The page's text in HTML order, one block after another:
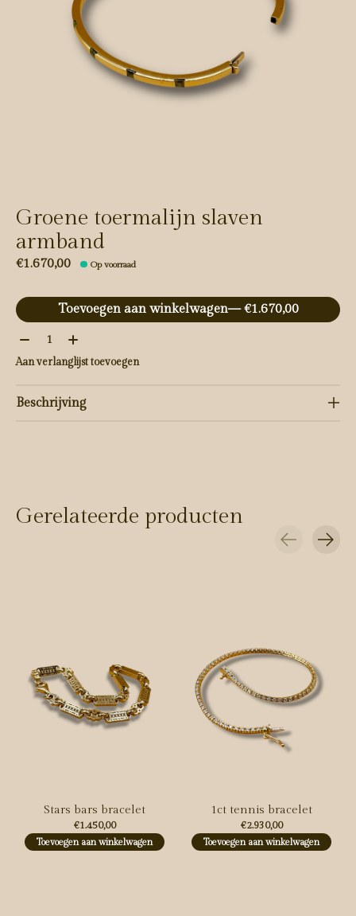
Groene toermalijn slaven
armband
€1.670,00 Op voorraad
Toevoegen aan winkelwagen
— €1.670,00
Aantal:
Aan verlanglijst toevoegen
Beschrijving
Gerelateerde producten
Stars bars bracelet
€1.450,00
Toevoegen aan winkelwagen
1ct tennis bracelet
€2.930,00
Toevoegen aan winkelwagen